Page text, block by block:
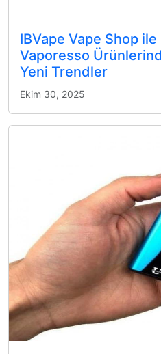
IBVape Vape Shop ile
Vaporesso
Yeni Trendler
Ekim 30, 2025